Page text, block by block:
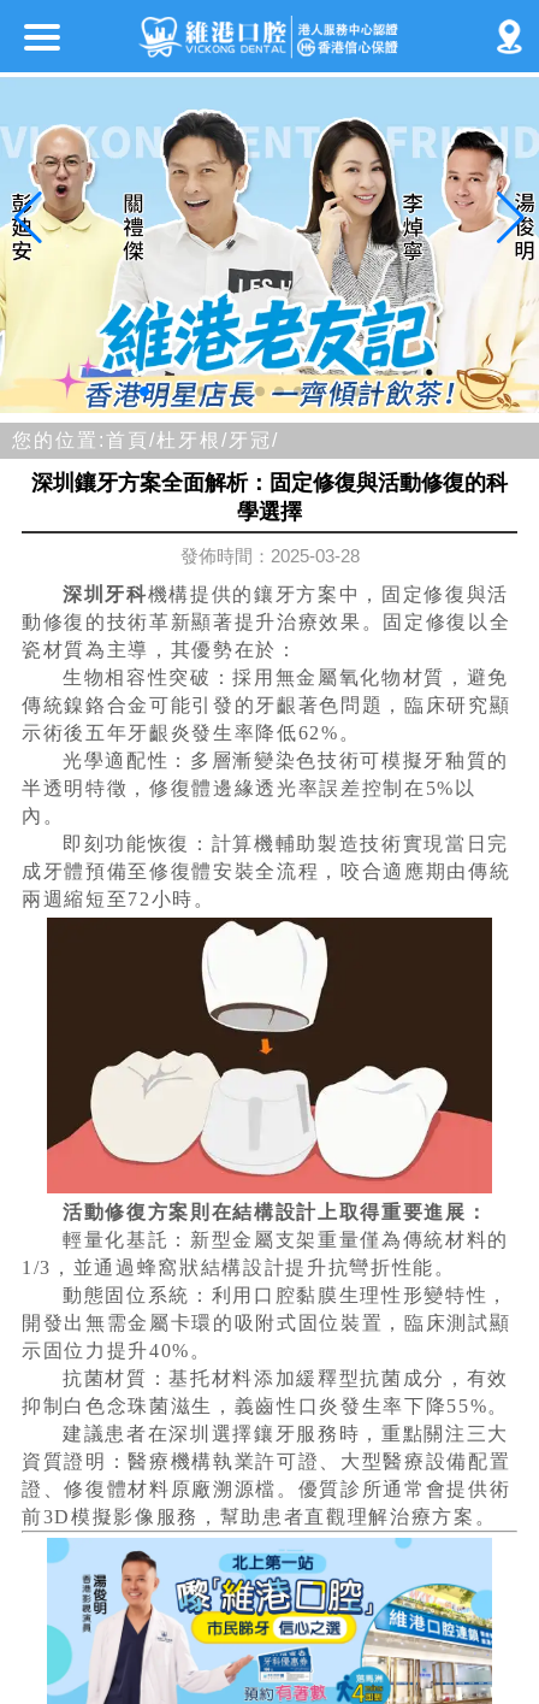
您的位置:首頁/杜牙根/ 牙冠/
深圳鑲牙方案全面解析：固定修復與活動修復的科
學選擇
發佈時間：2025-03-28
深圳牙科機構提供的鑲牙方案中，固定修復與活
動修復的技術革新顯著提升治療效果。固定修復以全
瓷材質為主導，其優勢在於：
生物相容性突破：採用無金屬氧化物材質，避免
傳統鎳鉻合金可能引發的牙齦著色問題，臨床研究顯
示術後五年牙齦炎發生率降低62%。
光學適配性：多層漸變染色技術可模擬牙釉質的
半透明特徵，修復體邊緣透光率誤差控制在5%以
內。
即刻功能恢復：計算機輔助製造技術實現當日完
成牙體預備至修復體安裝全流程，咬合適應期由傳統
兩週縮短至72小時。
活動修復方案則在結構設計上取得重要進展：
輕量化基託：新型金屬支架重量僅為傳統材料的
1/3，並通過蜂窩狀結構設計提升抗彎折性能。
動態固位系統：利用口腔黏膜生理性形變特性，
開發出無需金屬卡環的吸附式固位裝置，臨床測試顯
示固位力提升40%。
抗菌材質：基托材料添加緩釋型抗菌成分，有效
抑制白色念珠菌滋生，義齒性口炎發生率下降55%。
建議患者在深圳選擇鑲牙服務時，重點關注三大
資質證明：醫療機構執業許可證、大型醫療設備配置
證、修復體材料原廠溯源檔。優質診所通常會提供術
前3D模擬影像服務，幫助患者直觀理解治療方案。